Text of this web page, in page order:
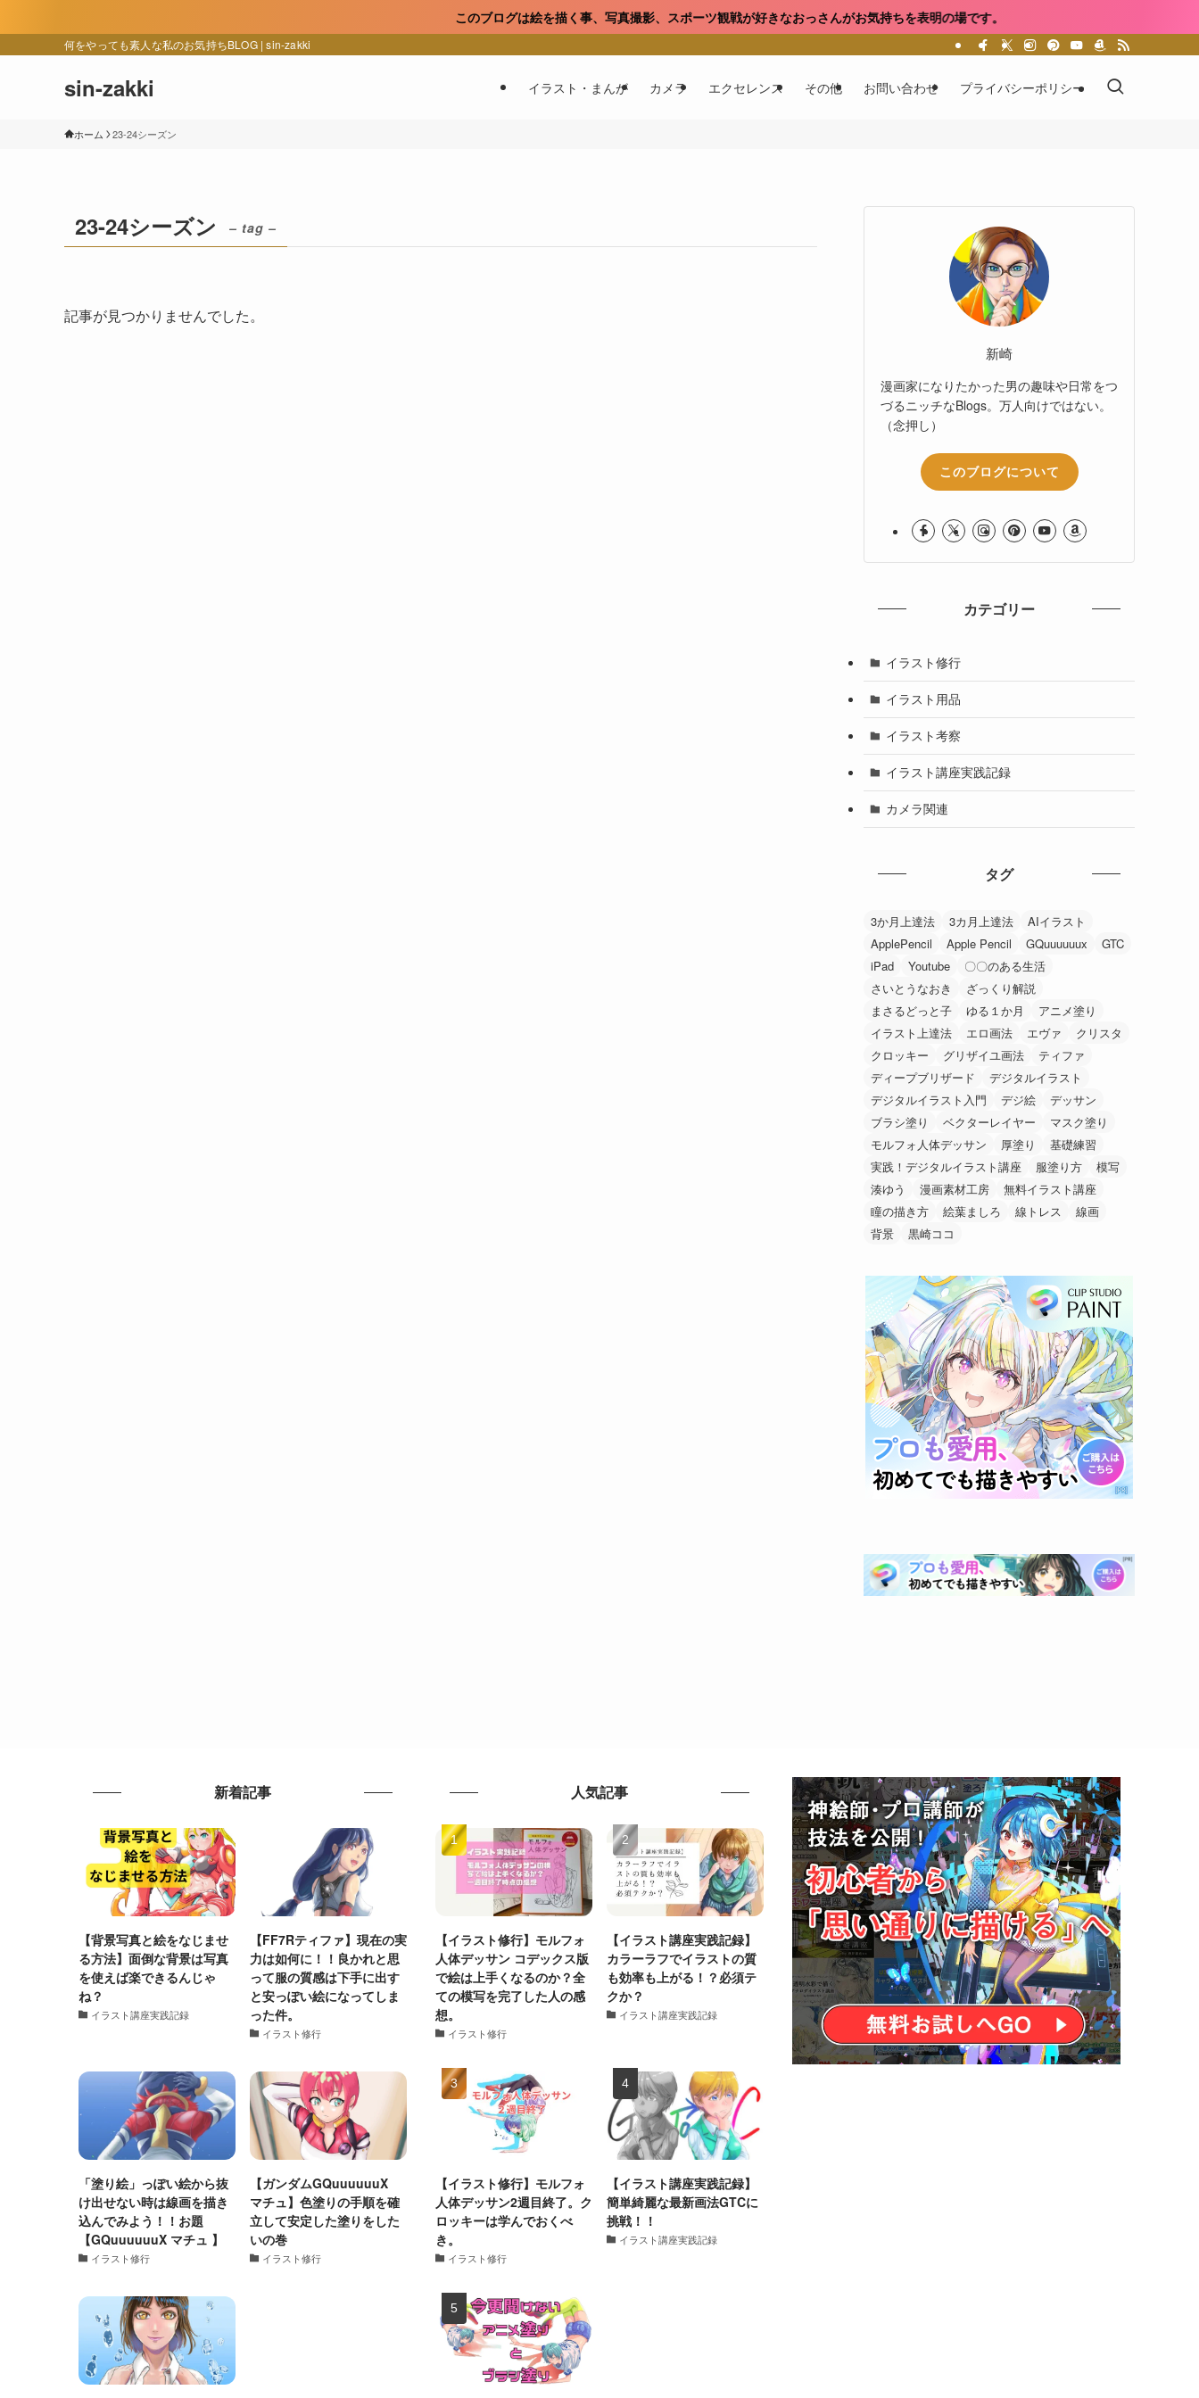
このブログは絵を描く事、写真撮影、スポーツ観戦が好きなおっさんがお気持ちを表明の場です。
何をやっても素人な私のお気持ちBLOG | sin-zakki
sin-zakki イラスト・まんが カメラ エクセレンス その他 お問い合わせ プライバシーポリシー
ホーム 23-24シーズン
23-24シーズン – tag –
記事が見つかりませんでした。
新崎
漫画家になりたかった男の趣味や日常をつ
づるニッチなBlogs。万人向けではない。
（念押し）
このブログについて
カテゴリー
イラスト修行
イラスト用品
イラスト考察
イラスト講座実践記録
カメラ関連
タグ
3か月上達法 3カ月上達法
AIイラスト
ApplePencil
Apple Pencil GQuuuuuux
GTC
iPad
Youtube
〇〇のある生活
さいとうなおき
ざっくり解説
まさるどっと子
ゆる１か月
アニメ塗り
イラスト上達法
エロ画法 エヴァ
クリスタ
クロッキー
グリザイユ画法
ティファ
ディープブリザード
デジタルイラスト
デジタルイラスト入門
デジ絵
デッサン
ブラシ塗り
ベクターレイヤー
マスク塗り
モルフォ人体デッサン
厚塗り
基礎練習
実践！デジタルイラスト講座
服塗り方
模写
湊ゆう
漫画素材工房
無料イラスト講座
瞳の描き方
絵葉ましろ 線トレス
線画
背景
黒崎ココ
新着記事
【背景写真と絵をなじませ
る方法】面倒な背景は写真
を使えば楽できるんじゃ
ね？
イラスト講座実践記録
【FF7Rティファ】現在の実
力は如何に！！良かれと思
って服の質感は下手に出す
と安っぽい絵になってしま
った件。
イラスト修行
「塗り絵」っぽい絵から抜
け出せない時は線画を描き
込んでみよう！！お題
【GQuuuuuuX マチュ 】
イラスト修行
【ガンダムGQuuuuuuX
マチュ】色塗りの手順を確
立して安定した塗りをした
いの巻
イラスト修行
人気記事
【イラスト修行】モルフォ
人体デッサン コデックス版
で絵は上手くなるのか？全
ての模写を完了した人の感
想。
イラスト修行
【イラスト講座実践記録】
カラーラフでイラストの質
も効率も上がる！？必須テ
クか？
イラスト講座実践記録
【イラスト修行】モルフォ
人体デッサン2週目終了。ク
ロッキーは学んでおくべ
き。
イラスト修行
【イラスト講座実践記録】
簡単綺麗な最新画法GTCに
挑戦！！
イラスト講座実践記録